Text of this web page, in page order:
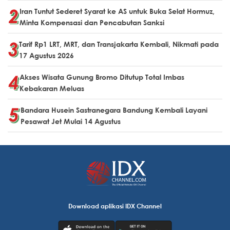
Iran Tuntut Sederet Syarat ke AS untuk Buka Selat Hormuz,
Minta Kompensasi dan Pencabutan Sanksi
Tarif Rp1 LRT, MRT, dan Transjakarta Kembali, Nikmati pada
17 Agustus 2026
Akses Wisata Gunung Bromo Ditutup Total Imbas
Kebakaran Meluas
Bandara Husein Sastranegara Bandung Kembali Layani
Pesawat Jet Mulai 14 Agustus
Download aplikasi IDX Channel